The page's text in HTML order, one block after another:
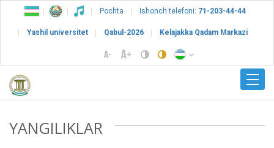
Pochta Ishonch telefoni: 71-203-44-44
Yashil universitet Qabul-2026 Kelajakka Qadam Markazi
YANGILIKLAR